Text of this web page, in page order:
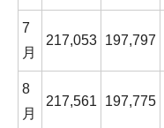
7
月
217,053 197,797
8
月
217,561 197,775